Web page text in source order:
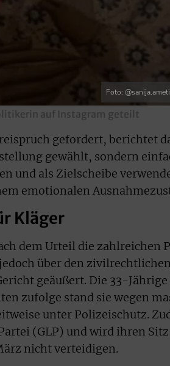
Foto:
auf Instagram geteilt
gefordert, berichtet
gewählt, sondern
und als Zielscheibe
emotionalen
Kläger
dem Urteil die zahlreichen
über den
geäußert. Die 33-
zufolge stand sie wegen
unter Polizeischutz.
(GLP) und wird ihren
nicht verteidigen.